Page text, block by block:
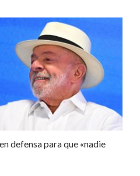
defensa para que «nadie